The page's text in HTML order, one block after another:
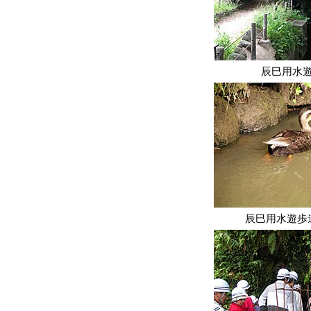
辰巳用水
辰巳用水遊歩